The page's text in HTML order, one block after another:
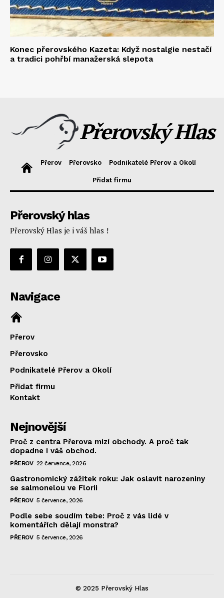
Konec přerovského Kazeta: Když nostalgie nestačí
a tradici pohřbí manažerská slepota
Přerovský Hlas
Přerov Přerovsko Podnikatelé Přerov a Okolí
Přidat firmu
Přerovský hlas
Přerovský Hlas je i váš hlas !
Navigace
Přerov
Přerovsko
Podnikatelé Přerov a Okolí
Přidat firmu
Kontakt
Nejnovější
Proč z centra Přerova mizí obchody. A proč tak
dopadne i váš obchod.
PŘEROV 22 července, 2026
Gastronomický zážitek roku: Jak oslavit narozeniny
se salmonelou ve Florii
PŘEROV 5 července, 2026
Podle sebe soudím tebe: Proč z vás lidé v
komentářích dělají monstra?
PŘEROV 5 července, 2026
© 2025 Přerovský Hlas